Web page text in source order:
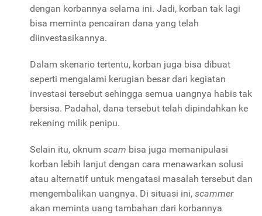
dengan korbannya selama ini. Jadi, korban tak lagi
bisa meminta pencairan dana yang telah
diinvestasikannya.
Dalam skenario tertentu, korban juga bisa dibuat
seperti mengalami kerugian besar dari kegiatan
investasi tersebut sehingga semua uangnya habis tak
bersisa. Padahal, dana tersebut telah dipindahkan ke
rekening milik penipu.
Selain itu, oknum scam bisa juga memanipulasi
korban lebih lanjut dengan cara menawarkan solusi
atau alternatif untuk mengatasi masalah tersebut dan
mengembalikan uangnya. Di situasi ini, scammer
akan meminta uang tambahan dari korbannya